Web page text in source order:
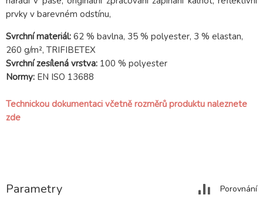
prvky v barevném odstínu,
Svrchní materiál: 62 % bavlna, 35 % polyester, 3 % elastan,
260 g/m², TRIFIBETEX
Svrchní zesílená vrstva: 100 % polyester
Normy: EN ISO 13688
Technickou dokumentaci včetně rozměrů produktu naleznete
zde
Parametry Porovnání